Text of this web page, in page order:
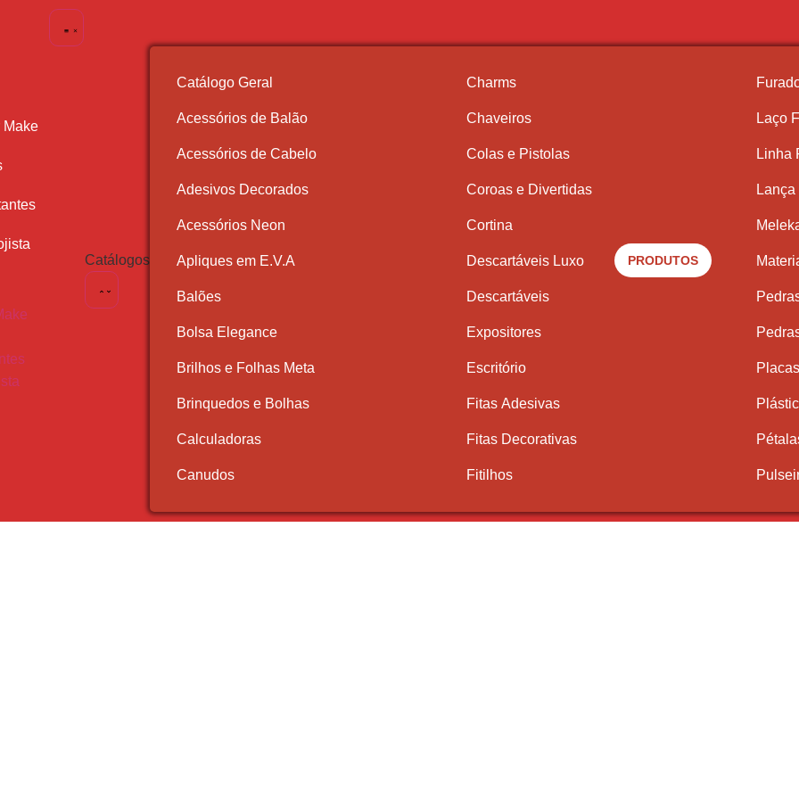
Make
Catálogos
Catálogo Geral
Acessórios de Balão
Acessórios de Cabelo
Adesivos Decorados
Acessórios Neon
Apliques em E.V.A
Balões
Bolsa Elegance
Brilhos e Folhas Meta
Brinquedos e Bolhas
Calculadoras
Canudos
Charms
Chaveiros
Colas e Pistolas
Coroas e Divertidas
Cortina
Descartáveis Luxo
Descartáveis
Expositores
Escritório
Fitas Adesivas
Fitas Decorativas
Fitilhos
Laço
Linha
PRODUTOS